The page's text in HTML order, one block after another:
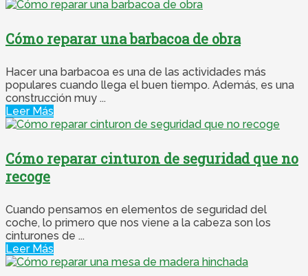
Cómo reparar una barbacoa de obra
Hacer una barbacoa es una de las actividades más
populares cuando llega el buen tiempo. Además, es una
construcción muy ...
Leer Más
Cómo reparar cinturon de seguridad que no
recoge
Cuando pensamos en elementos de seguridad del
coche, lo primero que nos viene a la cabeza son los
cinturones de ...
Leer Más